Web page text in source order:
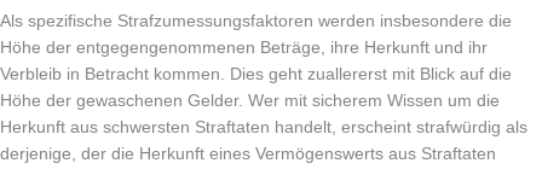
Als spezifische Strafzumessungsfaktoren werden insbesondere die
Höhe der entgegengenommenen Beträge, ihre Herkunft und ihr
Verbleib in Betracht kommen. Dies geht zuallererst mit Blick auf die
Höhe der gewaschenen Gelder. Wer mit sicherem Wissen um die
Herkunft aus schwersten Straftaten handelt, erscheint strafwürdig als
derjenige, der die Herkunft eines Vermögenswerts aus Straftaten